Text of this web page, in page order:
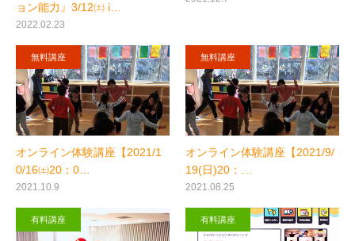
ョン能力』3/12㈯ i…
2022.02.23
無料講座
オンライン体験講座【2021/1
0/16㈯20：0…
2021.10.9
無料講座
オンライン体験講座【2021/9/
19(日)20：…
2021.08.25
有料講座 有料講座